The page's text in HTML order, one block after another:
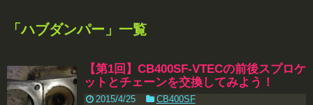
「ハブダンパー 」 一覧
【第1回】CB400SF-VTECの前後スプロケ
ットとチェーンを交換してみよう！
2015/4/25
CB400SF